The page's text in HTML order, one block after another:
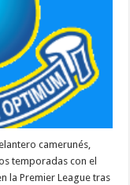
camerunés,
temporadas con el
la Premier League tras